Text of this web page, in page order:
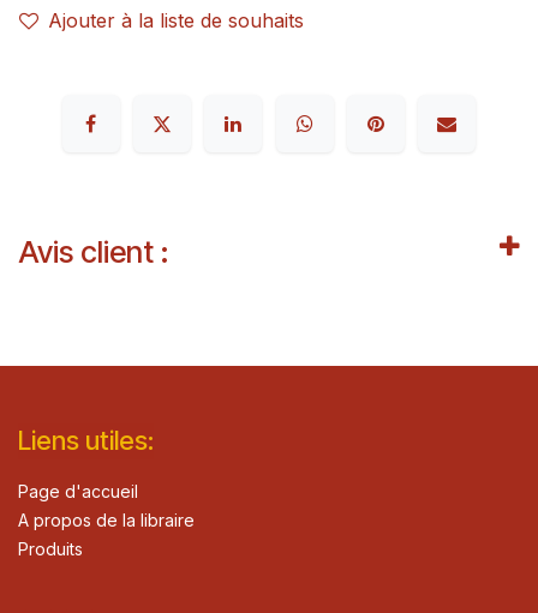
Ajouter à la liste de souhaits
Avis client :
Lie​ns utiles:
Page d'accueil
A propos de la libraire
Produits